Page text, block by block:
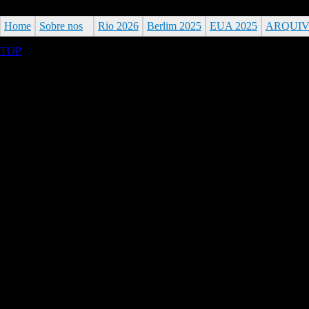
Home Sobre nos Rio 2026 Berlim 2025 EUA 2025
TOP